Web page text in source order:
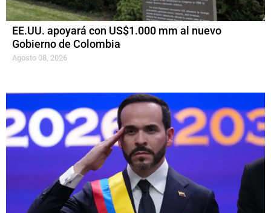
EE.UU. apoyará con US$1.000 mm al nuevo
Gobierno de Colombia
Agosto 08, 2026